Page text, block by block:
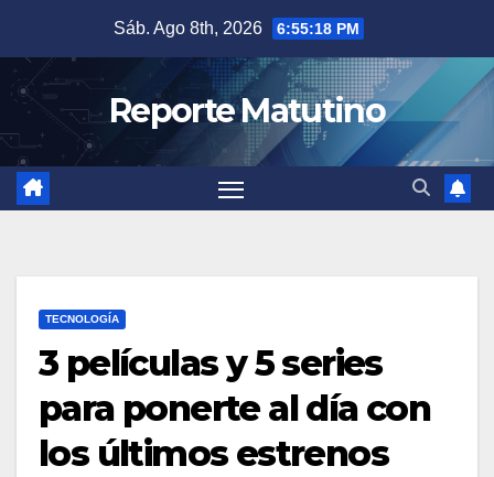
contenido
Sáb. Ago 8th, 2026 6:55:20 PM
Reporte Matutino
TECNOLOGÍA
3 películas y 5 series
para ponerte al día con
los últimos estrenos